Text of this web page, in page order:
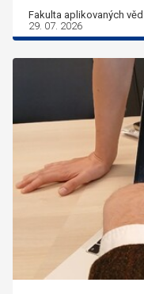
Fakulta aplikovaných věd
29. 07. 2026